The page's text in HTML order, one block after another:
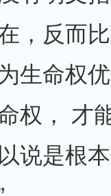
，反而
生命权
权， 才
说是根